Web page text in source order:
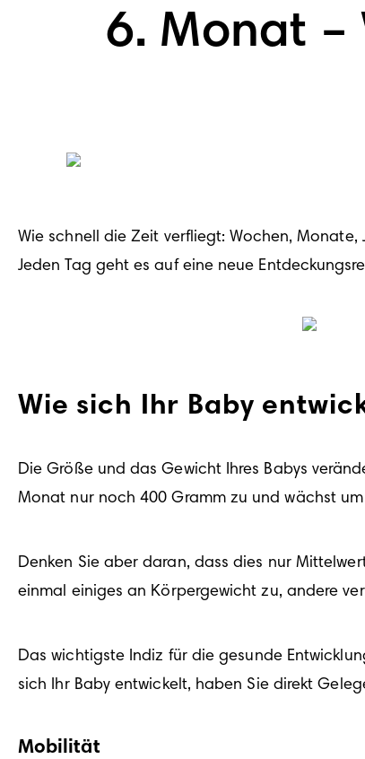
6. Monat –
Wie schnell die Zeit verfliegt: Wochen,
Jeden Tag geht es auf eine neue
Wie sich Ihr Baby
Die Größe und das Gewicht Ihres Babys
Monat nur noch 400 Gramm zu und wächst
Denken Sie aber daran, dass dies nur
einmal einiges an Körpergewicht zu, andere
Das wichtigste Indiz für die gesunde
sich Ihr Baby entwickelt, haben Sie direkt
Mobilität